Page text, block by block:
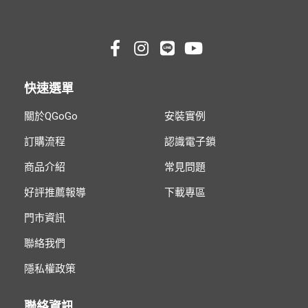
快速選單
關於QGoGo
訂購流程
商品介紹
好評推薦報導
門市資訊
聯絡我們
隱私權政策
安裝實例
認識電子鎖
常見問題
下載專區